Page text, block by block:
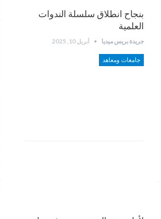
بنجاح انطلاق سلسلة الندوات
العلمية
جريدة بريس ميديا أبريل 10, 2025
جامعات ومعاهد